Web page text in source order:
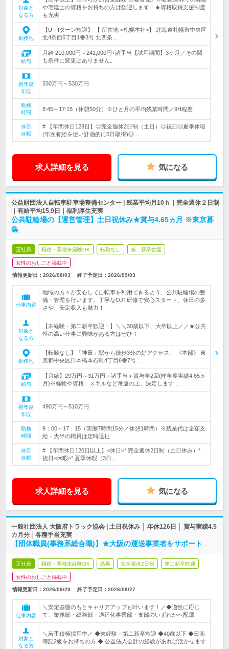
対象と
なる方
や宅建士の資格をお持ちの方は歓迎します！★資格取得支援制度
も充実
勤務地
【U・Iターン歓迎】 【 所在地 <札幌本社>】 北海道札幌市中央区
北4条西6丁目1番3号 北四条…
給与
月給 210,000円～241,000円+諸手当【試用期間】3ヶ月／その間
も条件に変更はありません。
初年度
年収
330万円～530万円
勤務
時間
8:45～17:15（休憩50分）※ひと月の平均残業時間／9H程度
休日
休暇
# 【年間休日123日】◎完全週休2日制（土日）◎祝日◎夏季休暇
(年次有給を使い計画的に5日取得)◎…
求人詳細を見る 気になる
公益財団法人自転車駐車場整備センター | 残業平均月10ｈ｜完全週休２日制
｜有給平均15.9日｜福利厚生充実
公共駐輪場の【運営管理】土日祝休み★賞与4.65ヵ月 ※東京募
集
正社員 職種・業種未経験OK 転勤なし 第二新卒歓迎
女性のおしごと掲載中
情報更新日：2026/08/03 終了予定日： 2026/09/03
仕事内容
地域の方々が安心して自転車を利用できるよう、公共駐輪場の整
備・管理を行います。丁寧なOJT研修で安心スタート、休日の多
さや、安定収入も魅力！
対象と
なる方
【未経験・第二新卒歓迎！】＼＼30歳以下、大卒以上／／★公共
性の高い仕事に興味がある方はぜひ！
勤務地
【転勤なし】「神田」駅から徒歩3分の好アクセス！ 《本部》 東
京都中央区日本橋本石町4丁目6番7号…
給与
【月給】29万円～31万円＋諸手当＋賞与年2回(昨年度実績4.65ヵ
月)※経験や資格、スキルなど考慮の上、決定します…
初年度
年収
490万円～510万円
勤務
時間
9：00～17：15（実働7時間15分／休憩1時間）※残業代は全額支
給・大半の職員は定時退社
休日
休暇
# 【年間休日120日以上】<休日>* 完全週休2日制（土日休み）*
祝日<休暇>* 夏季休暇（3日…
求人詳細を見る 気になる
一般社団法人 大阪府トラック協会 | 土日祝休み │ 年休126日 │ 賞与実績4.5
カ月分 │各種手当充実
【団体職員(事務系総合職)】★大阪の運送事業者をサポート
正社員 職種・業種未経験OK 急募 完全週休2日制 第二新卒歓迎
女性のおしごと掲載中
情報更新日：2026/06/29 終了予定日： 2026/08/27
仕事内容
＼安定基盤のもとキャリアアップも叶います！／◆適性に応じ
て、業務部・総務部・適正化事業部・支部のいずれかへ配属
対象と
なる方
＼若手積極採用中／ ◆未経験・第二新卒歓迎 ◆40歳以下 ◆日商
簿記2級をお持ちの方 ◆ 公益法人会計の経験があれば活かせます